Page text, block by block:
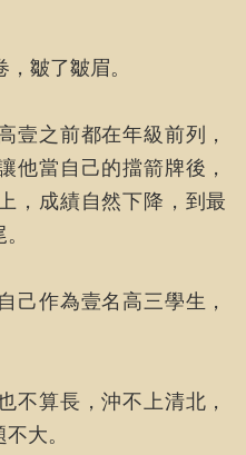
皺了皺眉。
壹之前都在年級前列，
他當自己的擋箭牌後，
，成績自然下降，到最
己作為壹名高三學生，
不算長，沖不上清北，
大。